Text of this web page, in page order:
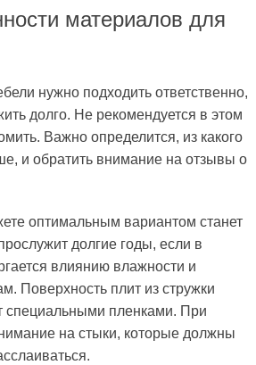
материалов для
нужно подходить ответственно,
долго. Не рекомендуется в этом
Важно определится, из какого
и обратить внимание на отзывы о
оптимальным вариантом станет
долгие годы, если в
влиянию влажности и
Поверхность плит из стружки
специальными пленками. При
на стыки, которые должны